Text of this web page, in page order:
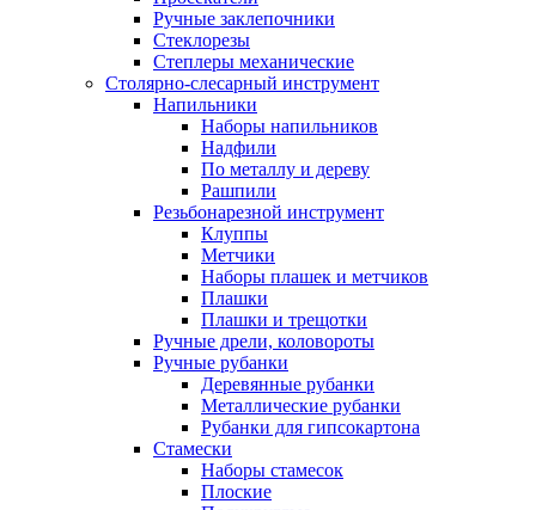
Ручные заклепочники
Стеклорезы
Степлеры механические
Столярно-слесарный инструмент
Напильники
Наборы напильников
Надфили
По металлу и дереву
Рашпили
Резьбонарезной инструмент
Клуппы
Метчики
Наборы плашек и метчиков
Плашки
Плашки и трещотки
Ручные дрели, коловороты
Ручные рубанки
Деревянные рубанки
Металлические рубанки
Рубанки для гипсокартона
Стамески
Наборы стамесок
Плоские